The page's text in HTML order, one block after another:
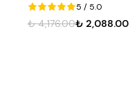
5 / 5.0
₺ 4,176.00₺ 2,088.00